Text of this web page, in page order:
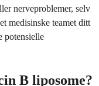
nerveproblemer, selv
medisinske teamet ditt
potensielle
B liposome?